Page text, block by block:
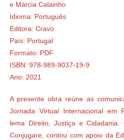
e Márcia Calainho
Idioma: Português
Editora: Cravo
País: Portugal
Formato: PDF
ISBN: 978-989-9037-19-9
Ano: 2021
A presente obra reúne as
Jornada Virtual Internacional em
lema Direito, Justiça e
Conjugare, contou com apoio da